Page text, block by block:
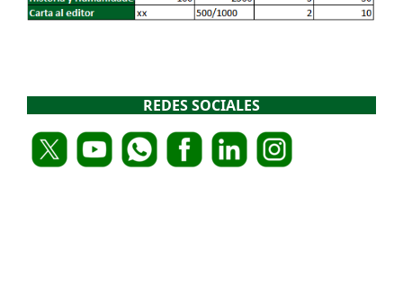
REDES SOCIALES